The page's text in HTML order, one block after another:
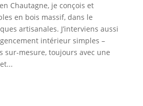
Chautagne, je conçois et
en bois massif, dans le
artisanales. J’interviens aussi
intérieur simples –
sur-mesure, toujours avec une